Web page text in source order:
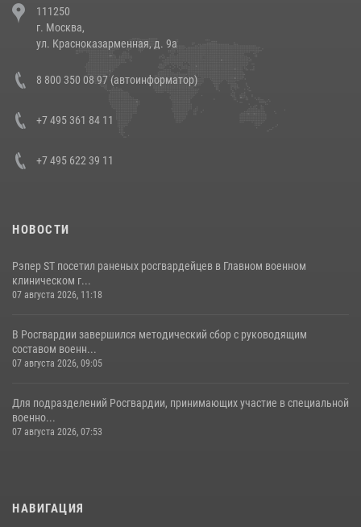
напавших на бригаду скорой помощи (видео)
14 июля 2026, 12:20
В Росгвардии прошла военно-научная конференция по обобщению
боевого опыта
111250
г. Москва,
ул. Красноказарменная, д. 9а
8 800 350 08 97 (автоинформатор)
+7 495 361 84 11
+7 495 622 39 11
НОВОСТИ
Рэпер ST посетил раненых росгвардейцев в Главном военном
клиническом г...
07 августа 2026, 11:18
В Росгвардии завершился методический сбор с руководящим
составом военн...
07 августа 2026, 09:05
Для подразделений Росгвардии, принимающих участие в специальной
военно...
07 августа 2026, 07:53
НАВИГАЦИЯ